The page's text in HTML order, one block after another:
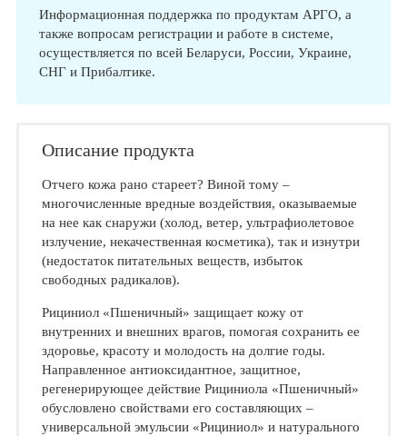
Информационная поддержка по продуктам АРГО, а
также вопросам регистрации и работе в системе,
осуществляется по всей Беларуси, России, Украине,
СНГ и Прибалтике.
Описание продукта
Отчего кожа рано стареет? Виной тому –
многочисленные вредные воздействия, оказываемые
на нее как снаружи (холод, ветер, ультрафиолетовое
излучение, некачественная косметика), так и изнутри
(недостаток питательных веществ, избыток
свободных радикалов).
Рициниол «Пшеничный» защищает кожу от
внутренних и внешних врагов, помогая сохранить ее
здоровье, красоту и молодость на долгие годы.
Направленное антиоксидантное, защитное,
регенерирующее действие Рициниола «Пшеничный»
обусловлено свойствами его составляющих –
универсальной эмульсии «Рициниол» и натурального